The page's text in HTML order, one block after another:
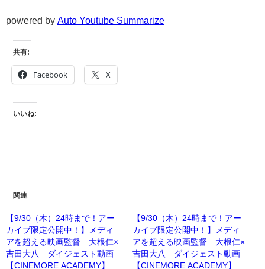
powered by Auto Youtube Summarize
共有:
Facebook X
いいね:
関連
【9/30（木）24時まで！アー
カイブ限定公開中！】メディ
アを超える映画監督 大根仁×
吉田大八 ダイジェスト動画
【CINEMORE ACADEMY】
【9/30（木）24時まで！アー
カイブ限定公開中！】メディ
アを超える映画監督 大根仁×
吉田大八 ダイジェスト動画
【CINEMORE ACADEMY】